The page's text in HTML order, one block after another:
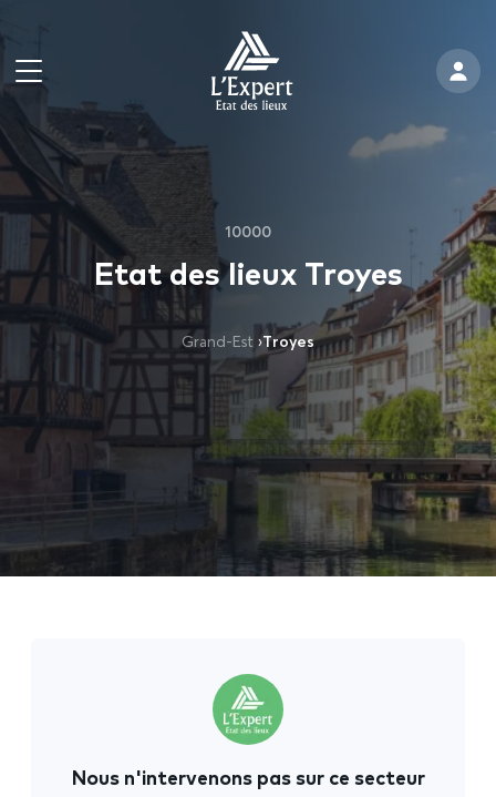
10000
Etat des lieux Troyes
Grand-Est ›Troyes
Nous n'intervenons pas sur ce secteur